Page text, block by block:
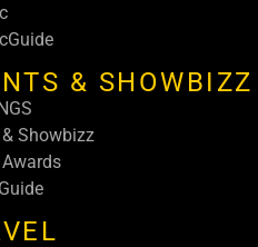
& SHOWBIZZ
Showbizz